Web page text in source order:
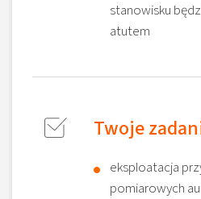
stanowisku
atutem
Twoje
eksploatacja
pomiarowych